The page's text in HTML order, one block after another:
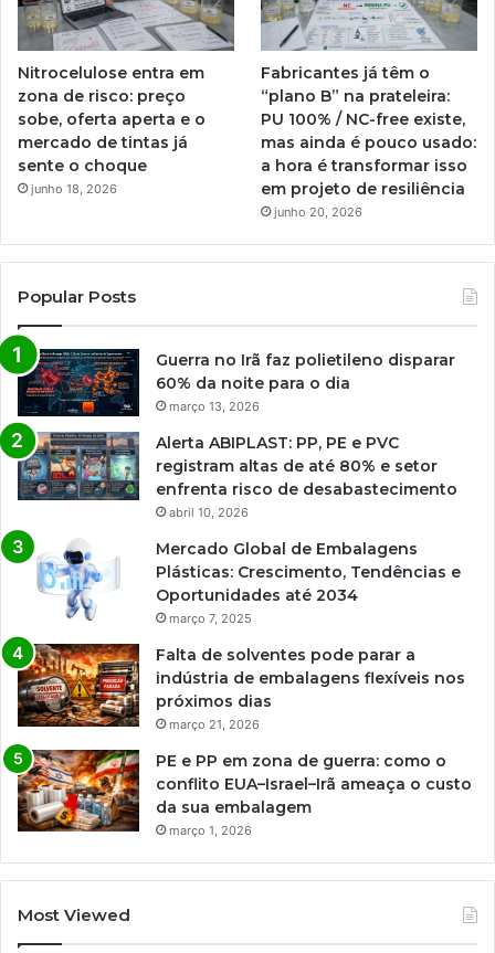
Nitrocelulose entra em
zona de risco: preço
sobe, oferta aperta e o
mercado de tintas já
sente o choque
junho 18, 2026
Fabricantes já têm o
“plano B” na prateleira:
PU 100% / NC-free existe,
mas ainda é pouco usado:
a hora é transformar isso
em projeto de resiliência
junho 20, 2026
Popular Posts
Guerra no Irã faz polietileno disparar
60% da noite para o dia
março 13, 2026
Alerta ABIPLAST: PP, PE e PVC
registram altas de até 80% e setor
enfrenta risco de desabastecimento
abril 10, 2026
Mercado Global de Embalagens
Plásticas: Crescimento, Tendências e
Oportunidades até 2034
março 7, 2025
Falta de solventes pode parar a
indústria de embalagens flexíveis nos
próximos dias
março 21, 2026
PE e PP em zona de guerra: como o
conflito EUA–Israel–Irã ameaça o custo
da sua embalagem
março 1, 2026
Most Viewed